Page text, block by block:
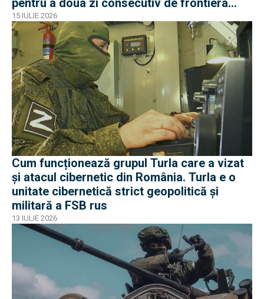
pentru a doua zi consecutiv de frontiera
Poloniei
15 IULIE 2026
Cum funcționează grupul Turla care a vizat
și atacul cibernetic din România. Turla e o
unitate cibernetică strict geopolitică și
militară a FSB rus
13 IULIE 2026